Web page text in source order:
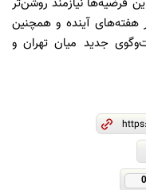
هفته‌های آینده و همچنین
جدید میان تهران و
0